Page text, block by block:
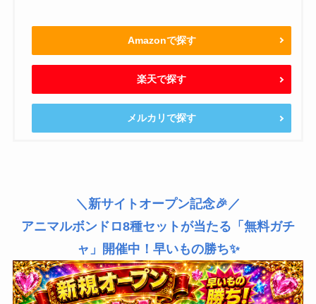
Amazonで探す
楽天で探す
メルカリで探す
＼新サイトオープン記念🎉／
アニマルボンドロ8種セットが当たる「無料ガチ
ャ」開催中！早いもの勝ち✨